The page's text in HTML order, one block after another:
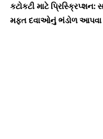
કટોકટી માટે પ્રિસ્ક્રિપ્શન:
મફત દવાઓનું ભંડોળ આપવા